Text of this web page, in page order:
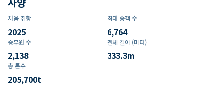
처음 취항
2025
최대 승객 수
6,764
승무원 수
2,138
전체 길이 (미터)
333.3m
총 톤수
205,700t